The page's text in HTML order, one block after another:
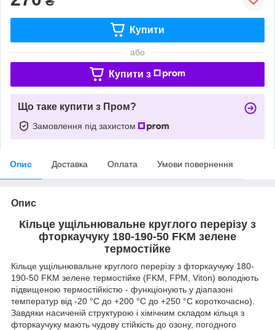
Купити
або
Купити з
Що таке купити з Пром?
Замовлення під захистом
Опис Доставка Оплата Умови повернення
Опис
Кільце ущільнювальне круглого перерізу з
фторкаучуку 180-190-50 FKM зелене
термостійке
Кільце ущільнювальне круглого перерізу з фторкаучуку 180-
190-50 FKM зелене термостійке (FKM, FPM, Viton) володіють
підвищеною термостійкістю - функціонують у діапазоні
температур від -20 °C до +200 °C до +250 °C короткочасно).
Завдяки насиченій структурою і хімічним складом кільця з
фторкаучуку мають чудову стійкість до озону, погодного